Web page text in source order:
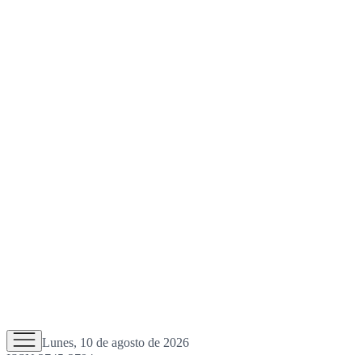
Lunes, 10 de agosto de 2026